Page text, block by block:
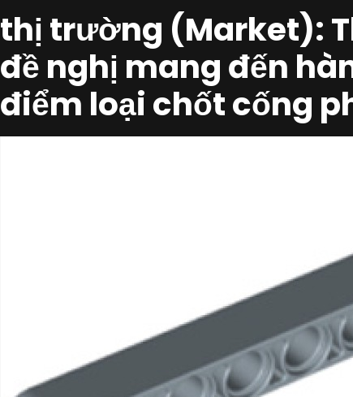
thị trường (Market):
đề nghị mang đến
điểm loại chốt cống